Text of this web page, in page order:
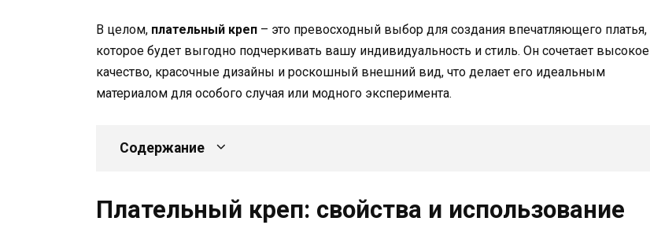
В целом, плательный креп – это превосходный выбор для создания впечатляющего платья,
которое будет выгодно подчеркивать вашу индивидуальность и стиль. Он сочетает высокое
качество, красочные дизайны и роскошный внешний вид, что делает его идеальным
материалом для особого случая или модного эксперимента.
Содержание
Плательный креп: свойства и использование